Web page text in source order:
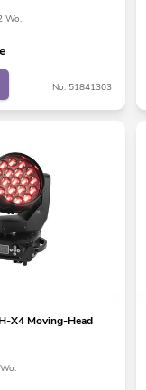
Wo.
No. 51841303
X4 Moving-Head